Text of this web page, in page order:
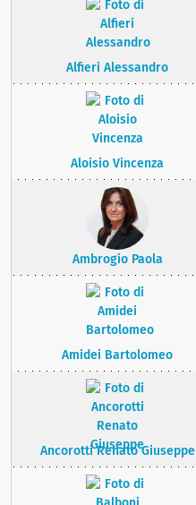
Alfieri Alessandro
Aloisio Vincenza
Ambrogio Paola
Amidei Bartolomeo
Ancorotti Renato Giuseppe